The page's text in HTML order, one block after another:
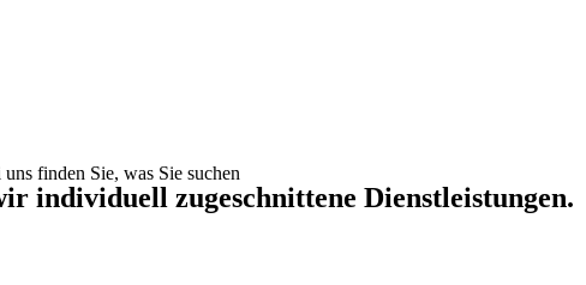
finden Sie, was Sie suchen
individuell zugeschnittene Dienstleistungen.